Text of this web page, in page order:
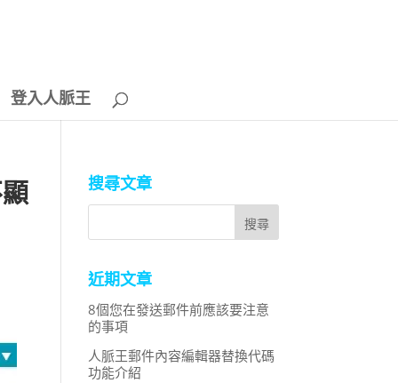
登入人脈王
搜尋文章
近期文章
8個您在發送郵件前應該要注意
的事項
人脈王郵件內容編輯器替換代碼
功能介紹